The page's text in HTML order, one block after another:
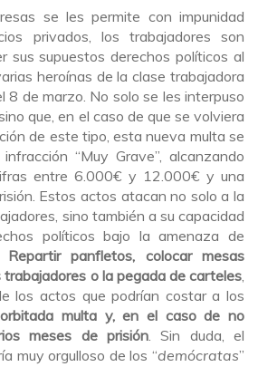
se les permite con impunidad
privados, los trabajadores son
sus supuestos derechos políticos al
heroínas de la clase trabajadora
8 de marzo. No solo se les interpuso
que, en el caso de que se volviera
de este tipo, esta nueva multa se
“Muy Grave”, alcanzando
entre 6.000€ y 12.000€ y una
Estos actos atacan no solo a la
sino también a su capacidad
políticos bajo la amenaza de
Repartir panfletos, colocar mesas
o la pegada de carteles,
los actos que podrían costar a los
multa y, en el caso de no
meses de prisión. Sin duda, el
muy orgulloso de los “demócratas”